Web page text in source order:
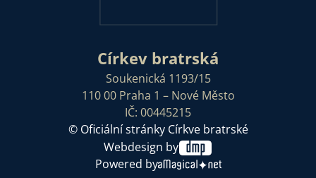
Církev bratrská
Soukenická 1193/15
110 00 Praha 1 – Nové Město
IČ: 00445215
© Oficiální stránky Církve bratrské
Webdesign by
Powered by